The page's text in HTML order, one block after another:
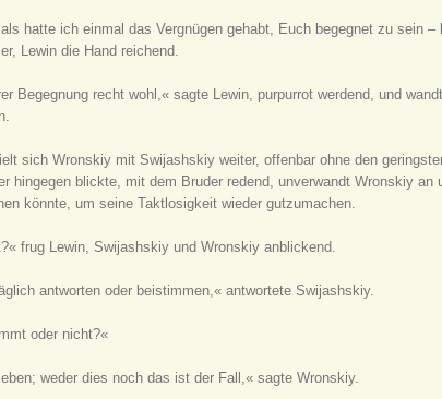
hatte ich einmal das Vergnügen gehabt, Euch begegnet zu sein –
Lewin die Hand reichend.
Begegnung recht wohl,« sagte Lewin, purpurrot werdend, und
sich Wronskiy mit Swijashskiy weiter, offenbar ohne den
hingegen blickte, mit dem Bruder redend, unverwandt Wronskiy an
könnte, um seine Taktlosigkeit wieder gutzumachen.
frug Lewin, Swijashskiy und Wronskiy anblickend.
antworten oder beistimmen,« antwortete Swijashskiy.
oder nicht?«
weder dies noch das ist der Fall,« sagte Wronskiy.